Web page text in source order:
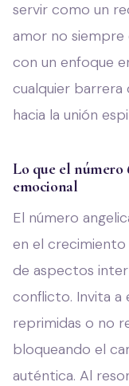
servir como un
amor no
con un enfoque
cualquier barrera
hacia la unión
Lo que el número
emocional
El número
en el
de aspectos
conflicto. Invita a
reprimidas o no
bloqueando el
auténtica. Al